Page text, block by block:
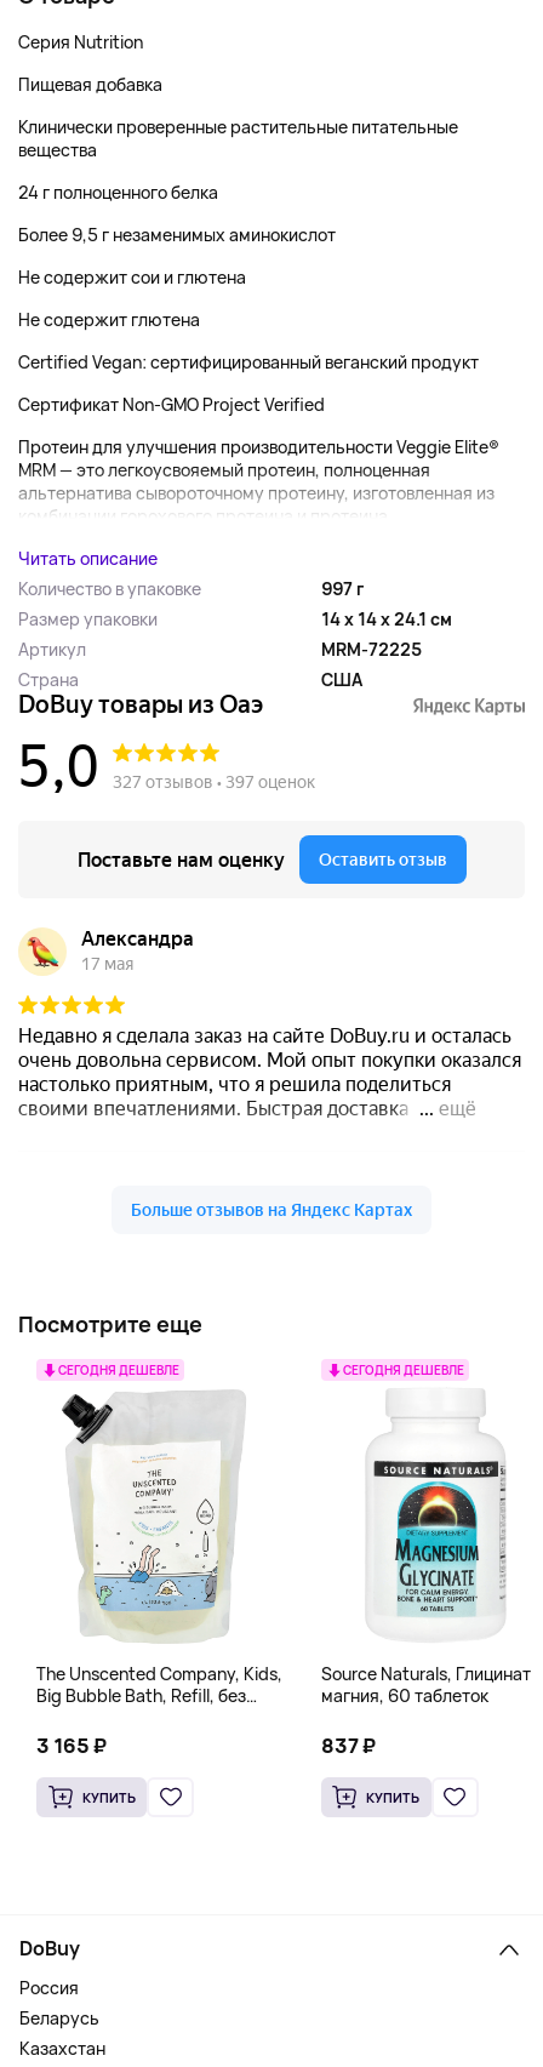
Серия Nutrition
Пищевая добавка
Клинически проверенные растительные питательные
вещества
24 г полноценного белка
Более 9,5 г незаменимых аминокислот
Не содержит сои и глютена
Не содержит глютена
Certified Vegan: сертифицированный веганский продукт
Сертификат Non-GMO Project Verified
Протеин для улучшения производительности Veggie Elite®
MRM — это легкоусвояемый протеин, полноценная
альтернатива сывороточному протеину, изготовленная из
комбинации горохового протеина и протеина...
Читать описание
Количество в упаковке
997 г
Размер упаковки
14 x 14 x 24.1 см
Артикул
MRM-72225
Страна
США
Посмотрите еще
СЕГОДНЯ ДЕШЕВЛЕ
The Unscented Company, Kids,
Big Bubble Bath, Refill, без
Унции)
3 165 ₽
КУПИТЬ
СЕГОДНЯ ДЕШЕВЛЕ
Source Naturals, Глицинат
магния, 60 таблеток
837 ₽
КУПИТЬ
DoBuy
Россия
Беларусь
Казахстан